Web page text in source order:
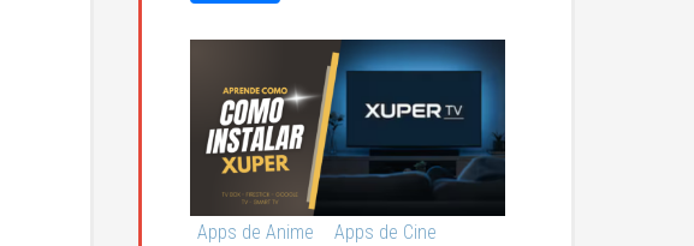
Apps de Anime
Apps de Cine